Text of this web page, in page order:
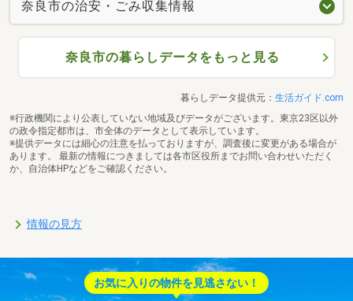
奈良市の治安・ごみ収集情報
奈良市の暮らしデータをもっと見る
暮らしデータ提供元： 生活ガイド.com
※行政機関により公表していない地域及びデータがございます。東京23区以外
の政令指定都市は、市全体のデータとして表示しています。
※提供データには細心の注意を払っておりますが、調査後に変更がある場合が
あります。 最新の情報につきましては各市区役所までお問い合わせいただく
か、自治体HPなどをご確認ください。
情報の見方
お気に入りの物件を見逃さない！